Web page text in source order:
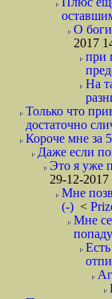
О боги
2017
при
На
Только что
достаточно
Короче мне за
Даже если
Это я уже
29-12-2017
Мне
(-) <
Мне